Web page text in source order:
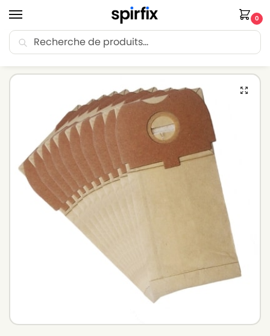
0
🚚 Livraison Point Relais offerte dès 30€ d’achat.